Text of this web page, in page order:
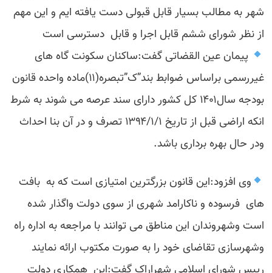
شهر به مطالب بسیار قابل قبولی دست یافته ایم و این مهم
از نظر شورای ششم قابل اجرا و قابل دسترسی است
پیمان عین القضاتی گفت:ساکنان سکونت گاه های
غیررسمی براساس ضوابط بند”ک”تبصره(۱۱)ماده واحده قانون
بودجه سال۱۴۰۱ کل کشور دارای سند عرصه می شوند به شرط
انکه اراضی قبل از تاریخ ۱۳۹۴/۱/۱ تصرف و در آن بنا احداث
ودر حال بهره برداری باشد‌.
وی افزود:این قانون بزرگترین امتیازی است که به بافت
های فرسوده و ناکارامد شهری از سوی دولت واگذار شده
است وشهروندان این مناطق می توانند با مراجعه به اداره راه
وشهرسازی تقاضای خود را به صورت مکتوب ارائه نمایند